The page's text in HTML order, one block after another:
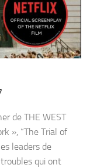
de THE WEST
», “The Trial of
leaders de
qui ont